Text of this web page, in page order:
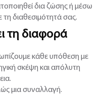
δια ζώσης ή μέσω
διαθεσιμότητά σας.
τη διαφορά
κάθε υπόθεση με
σκέψη και απόλυτη
μια συναλλαγή.